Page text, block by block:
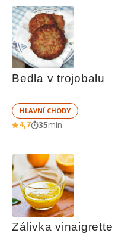
Bedla v trojobalu
HLAVNÍ CHODY
4,7 35min
Zálivka vinaigrette